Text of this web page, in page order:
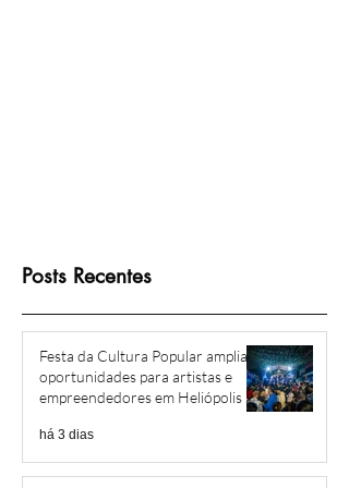
Posts Recentes
Festa da Cultura Popular amplia
oportunidades para artistas e
empreendedores em Heliópolis e
há 3 dias